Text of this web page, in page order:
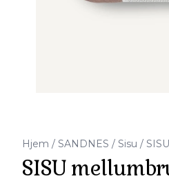
Hjem / SANDNES / Sisu /
SISU